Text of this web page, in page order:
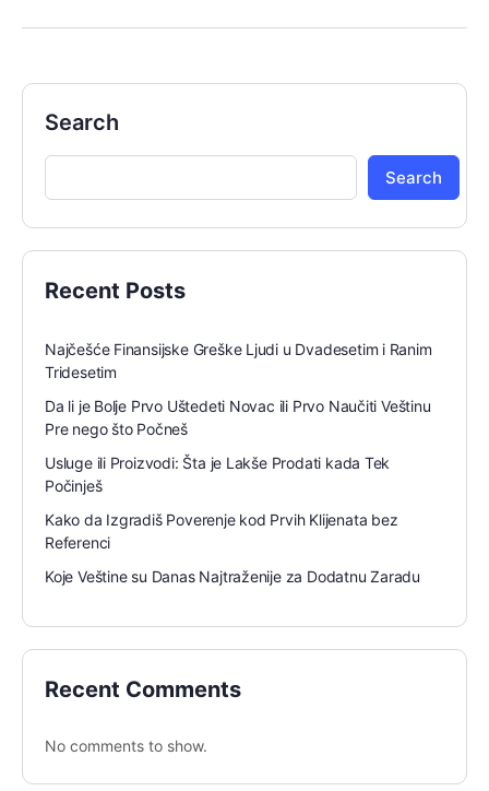
Search
Search
Recent Posts
Najčešće Finansijske Greške Ljudi u Dvadesetim i Ranim
Tridesetim
Da li je Bolje Prvo Uštedeti Novac ili Prvo Naučiti Veštinu
Pre nego što Počneš
Usluge ili Proizvodi: Šta je Lakše Prodati kada Tek
Počinješ
Kako da Izgradiš Poverenje kod Prvih Klijenata bez
Referenci
Koje Veštine su Danas Najtraženije za Dodatnu Zaradu
Recent Comments
No comments to show.